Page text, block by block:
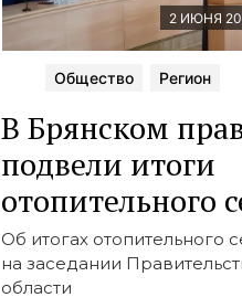
2 ИЮНЯ
Общество Регион
В Брянском
подвели итоги
отопительного
Об итогах отопительного
на заседании
области